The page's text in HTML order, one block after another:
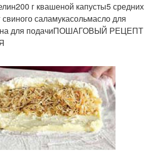
г квашеной капусты5 средних
саламукасольмасло для
для подачиПОШАГОВЫЙ РЕЦЕПТ